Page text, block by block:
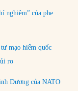
nghiệm” của phe
mạo hiểm quốc
ro
Dương của NATO